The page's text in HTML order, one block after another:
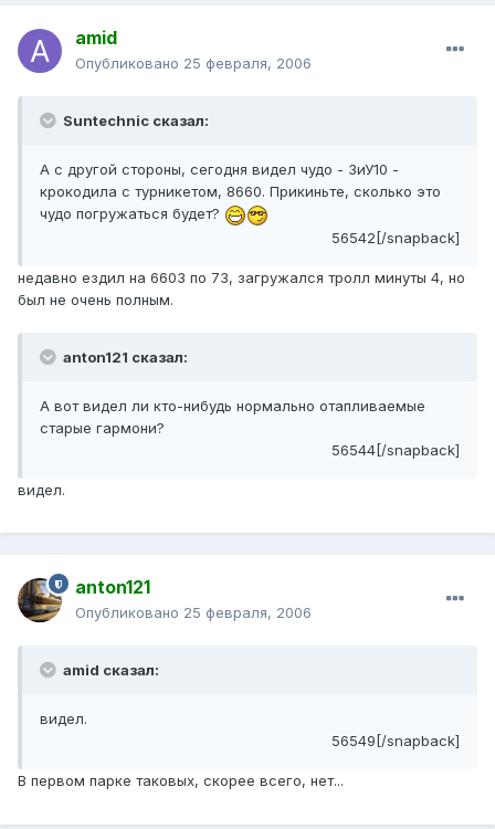
amid
Опубликовано 25 февраля, 2006
Suntechnic сказал:
А с другой стороны, сегодня видел чудо - ЗиУ10 -
крокодила с турникетом, 8660. Прикиньте, сколько это
чудо погружаться будет?
56542[/snapback]
недавно ездил на 6603 по 73, загружался тролл минуты 4, но
был не очень полным.
anton121 сказал:
А вот видел ли кто-нибудь нормально отапливаемые
старые гармони?
56544[/snapback]
видел.
anton121
Опубликовано 25 февраля, 2006
amid сказал:
видел.
56549[/snapback]
В первом парке таковых, скорее всего, нет...